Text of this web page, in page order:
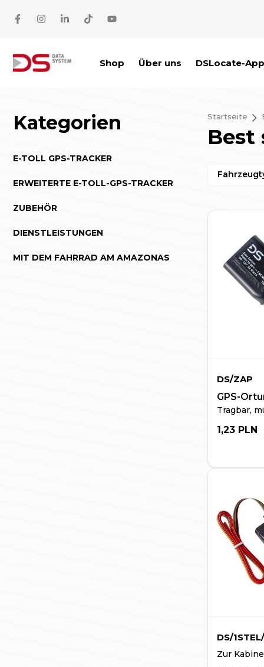
Shop Über uns DSLocate-App
Kategorien
E-TOLL GPS-TRACKER
ERWEITERTE E-TOLL-GPS-TRACKER
ZUBEHÖR
DIENSTLEISTUNGEN
MIT DEM FAHRRAD AM AMAZONAS
Startseite
Best
DS/ZAP
GPS-
Tragbar,
1,23 PLN
DS/
Zur